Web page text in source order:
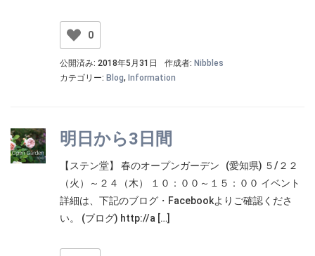
0
公開済み: 2018年5月31日 作成者: Nibbles
カテゴリー: Blog, Information
明日から3日間
【ステン堂】 春のオープンガーデン (愛知県) ５/２２
（火）～２４（木） １０：００～１５：００ イベント
詳細は、下記のブログ・Facebookよりご確認くださ
い。 (ブログ) http://a […]